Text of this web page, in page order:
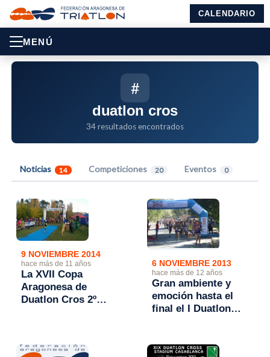
CALENDARIO
MENÚ
#
duatlon cros
34 resultados encontrados
Noticias 14 Competiciones 20 Eventos 0
9 NOVIEMBRE 2014
hace más de 11 años
La XVII Copa
Aragonesa de
Duatlon Cros 2º
6 NOVIEMBRE 2013
hace más de 12 años
Gran ambiente y
emoción hasta el
final el I Duatlon